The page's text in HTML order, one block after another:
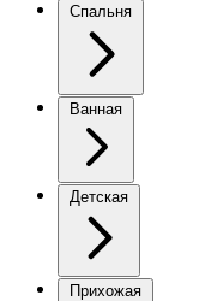
Спальня
Ванная
Детская
Прихожая